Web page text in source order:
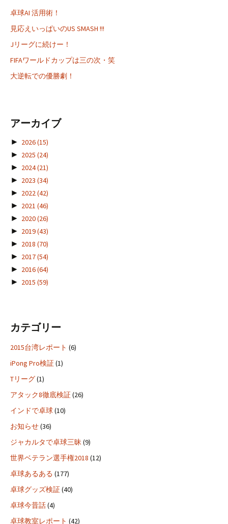
卓球AI 活用術！
見応えいっぱいのUS SMASH !!!
Jリーグに続けー！
FIFAワールドカップは三の次・笑
大逆転での優勝劇！
アーカイブ
► 2026(15)
► 2025 (24)
► 2024(21)
► 2023 (34)
► 2022(42)
► 2021 (46)
► 2020(26)
► 2019(43)
► 2018 (70)
► 2017(54)
► 2016(64)
► 2015 (59)
カテゴリー
2015台湾レポート (6)
iPong Pro検証(1)
Tリーグ(1)
アタック8徹底検証(26)
インドで卓球(10)
お知らせ(36)
ジャカルタで卓球三昧(9)
世界ベテラン選手権2018 (12)
卓球あるある (177)
卓球グッズ検証(40)
卓球今昔話(4)
卓球教室レポート (42)